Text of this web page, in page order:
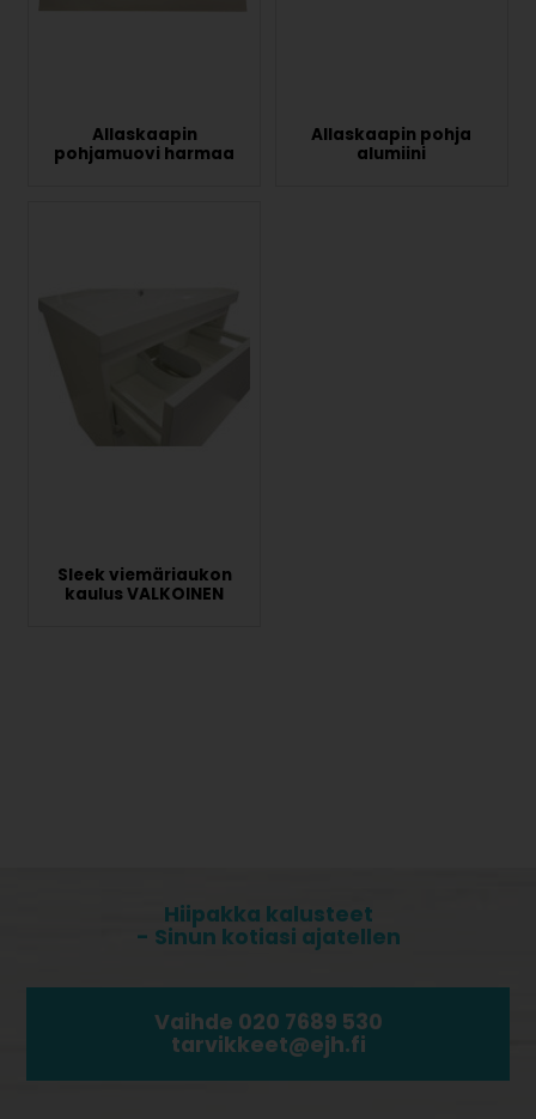
Allaskaapin
pohjamuovi harmaa
Allaskaapin pohja
alumiini
Sleek viemäriaukon
kaulus VALKOINEN
Hiipakka kalusteet
- Sinun kotiasi ajatellen
Vaihde 020 7689 530
tarvikkeet@ejh.fi